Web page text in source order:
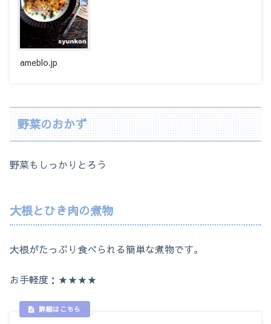
ameblo.jp
野菜のおかず
野菜もしっかりとろう
大根とひき肉の煮物
大根がたっぷり食べられる簡単な煮物です。
お手軽度：★★★★